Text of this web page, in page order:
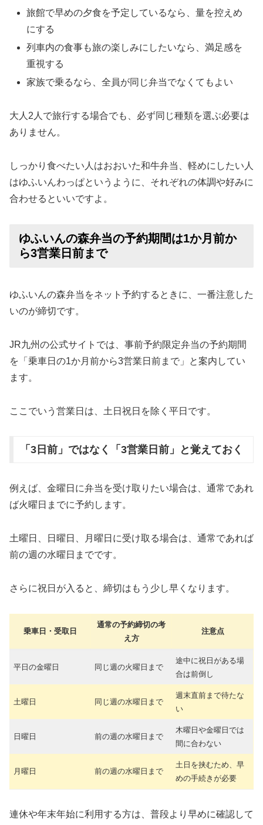
旅館で早めの夕食を予定しているなら、量を控えめ
にする
列車内の食事も旅の楽しみにしたいなら、満足感を
重視する
家族で乗るなら、全員が同じ弁当でなくてもよい
大人2人で旅行する場合でも、必ず同じ種類を選ぶ必要は
ありません。
しっかり食べたい人はおおいた和牛弁当、軽めにしたい人
はゆふいんわっぱというように、それぞれの体調や好みに
合わせるといいですよ。
ゆふいんの森弁当の予約期間は1か月前か
ら3営業日前まで
ゆふいんの森弁当をネット予約するときに、一番注意した
いのが締切です。
JR九州の公式サイトでは、事前予約限定弁当の予約期間
を「乗車日の1か月前から3営業日前まで」と案内してい
ます。
ここでいう営業日は、土日祝日を除く平日です。
「3日前」ではなく「3営業日前」と覚えておく
例えば、金曜日に弁当を受け取りたい場合は、通常であれ
ば火曜日までに予約します。
土曜日、日曜日、月曜日に受け取る場合は、通常であれば
前の週の水曜日までです。
さらに祝日が入ると、締切はもう少し早くなります。
乗車日・受取日
通常の予約締切の考
え方
注意点
平日の金曜日 同じ週の火曜日まで
途中に祝日がある場
合は前倒し
土曜日 同じ週の水曜日まで
週末直前まで待たな
い
日曜日 前の週の水曜日まで
木曜日や金曜日では
間に合わない
月曜日 前の週の水曜日まで
土日を挟むため、早
めの手続きが必要
連休や年末年始に利用する方は、普段より早めに確認して